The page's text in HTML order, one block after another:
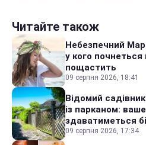
Читайте також
Небезпечний
у кого
пощастить
09 серпня 2026, 18:41
Відомий
із парканом:
здаватиметься
09 серпня 2026, 17:34